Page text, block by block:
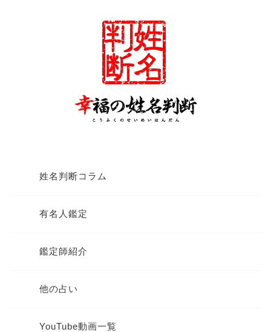
姓名判断コラム
有名人鑑定
鑑定師紹介
他の占い
YouTube動画一覧